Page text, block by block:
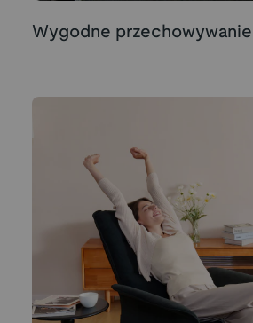
Wygodne przechowywanie